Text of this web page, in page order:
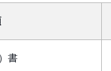
書